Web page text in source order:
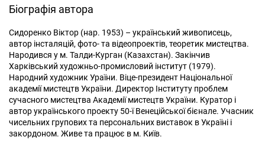
Біографія автора
Сидоренко Віктор (нар. 1953) – український живописець,
автор інсталяцій, фото- та відеопроектів, теоретик мистецтва.
Народився у м. Талди-Курган (Казахстан). Закінчив
Харківський художньо-промисловий інститут (1979).
Народний художник Ураїни. Віце-президент Національної
академії мистецтв України. Директор Інституту проблем
сучасного мистецтва Академії мистецтв України. Куратор і
автор українського проекту 50-ї Венеційської бієнале. Учасник
чисельних групових та персональних виставок в Україні і
закордоном. Живе та працює в м. Київ.